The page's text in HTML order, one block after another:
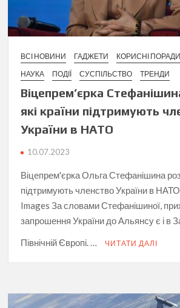
ВСІ НОВИНИ ГАДЖЕТИ КОРИСНІ ПОРАДИ
НАУКА
ПОДІЇ СУСПІЛЬСТВО ТРЕНДИ
Віцепрем’єрка
які країни підтримують
України в НАТО
10.07.2023
Віцепрем'єрка Ольга Стефанішина
підтримують членство України в
Images За словами Стефанішиної,
запрошення України до Альянсу є і в
Північній Європі. …
ЧИТАТИ ДАЛІ